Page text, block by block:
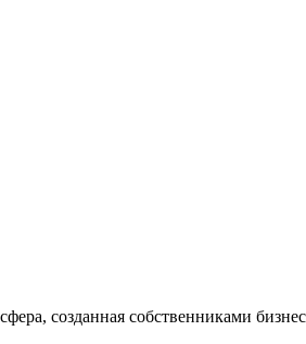
созданная собственниками